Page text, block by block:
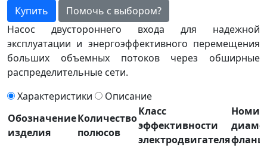
Купить
Помочь с выбором?
Насос двустороннего входа для надежной
эксплуатации и энергоэффективного перемещения
больших объемных потоков через обширные
распределительные сети.
Характеристики
Описание
Обозначение
изделия
Количество
полюсов
Класс
эффективности
электродвигателя